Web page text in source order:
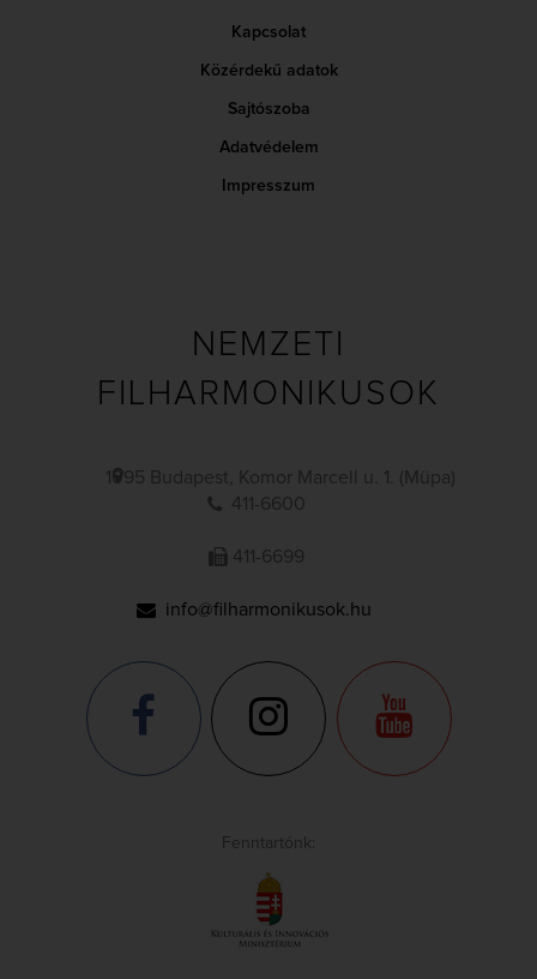
Kapcsolat
Közérdekű adatok
Sajtószoba
Adatvédelem
Impresszum
NEMZETI
FILHARMONIKUSOK
1095 Budapest, Komor Marcell u. 1. (Müpa)
411-6600
411-6699
info@filharmonikusok.hu
Fenntartónk: